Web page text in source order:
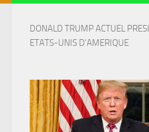
DONALD TRUMP ACTUEL
ETATS-UNIS D'AMERIQUE